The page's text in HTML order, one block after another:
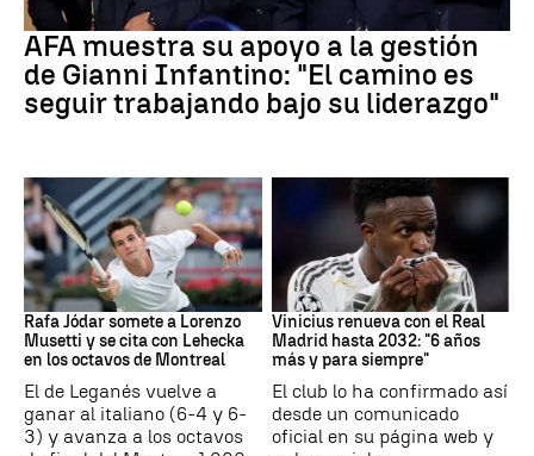
FIFA
AFA muestra su apoyo a la gestión
de Gianni Infantino: "El camino es
seguir trabajando bajo su liderazgo"
Tenis
Rafa Jódar somete a Lorenzo
Musetti y se cita con Lehecka
en los octavos de Montreal
El de Leganés vuelve a
ganar al italiano (6-4 y 6-
3) y avanza a los octavos
Vinicius Jr
Vinicius renueva con el Real
Madrid hasta 2032: "6 años
más y para siempre"
El club lo ha confirmado así
desde un comunicado
oficial en su página web y